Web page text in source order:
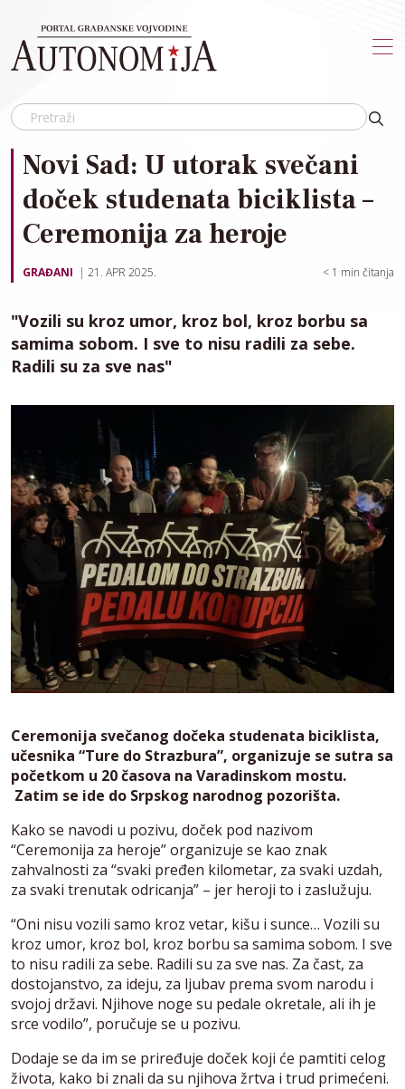
Novi Sad: U utorak svečani
doček studenata biciklista –
Ceremonija za heroje
GRAĐANI 21. APR 2025. < 1 min čitanja
"Vozili su kroz umor, kroz bol, kroz borbu sa
samima sobom. I sve to nisu radili za sebe.
Radili su za sve nas"
Ceremonija svečanog dočeka studenata biciklista,
učesnika “Ture do Strazbura”, organizuje se sutra sa
početkom u 20 časova na Varadinskom mostu.
Zatim se ide do Srpskog narodnog pozorišta.
Kako se navodi u pozivu, doček pod nazivom
“Ceremonija za heroje” organizuje se kao znak
zahvalnosti za “svaki pređen kilometar, za svaki uzdah,
za svaki trenutak odricanja” – jer heroji to i zaslužuju.
“Oni nisu vozili samo kroz vetar, kišu i sunce… Vozili su
kroz umor, kroz bol, kroz borbu sa samima sobom. I sve
to nisu radili za sebe. Radili su za sve nas. Za čast, za
dostojanstvo, za ideju, za ljubav prema svom narodu i
svojoj državi. Njihove noge su pedale okretale, ali ih je
srce vodilo”, poručuje se u pozivu.
Dodaje se da im se priređuje doček koji će pamtiti celog
života, kako bi znali da su njihova žrtva i trud primećeni.